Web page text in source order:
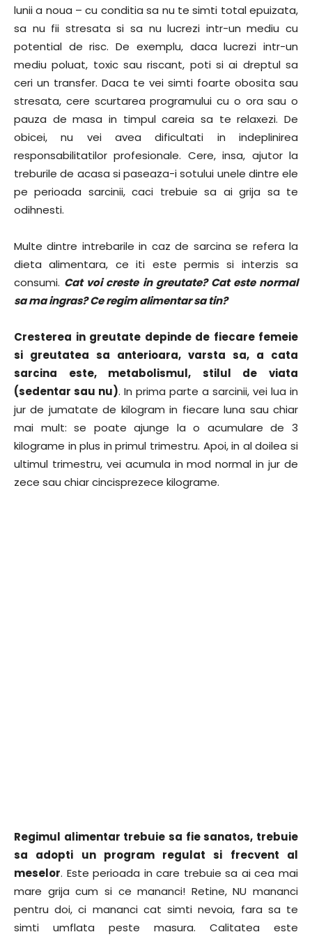
lunii a noua – cu conditia sa nu te simti total epuizata,
sa nu fii stresata si sa nu lucrezi intr-un mediu cu
potential de risc. De exemplu, daca lucrezi intr-un
mediu poluat, toxic sau riscant, poti si ai dreptul sa
ceri un transfer. Daca te vei simti foarte obosita sau
stresata, cere scurtarea programului cu o ora sau o
pauza de masa in timpul careia sa te relaxezi. De
obicei, nu vei avea dificultati in indeplinirea
responsabilitatilor profesionale. Cere, insa, ajutor la
treburile de acasa si paseaza-i sotului unele dintre ele
pe perioada sarcinii, caci trebuie sa ai grija sa te
odihnesti.
Multe dintre intrebarile in caz de sarcina se refera la
dieta alimentara, ce iti este permis si interzis sa
consumi. Cat voi creste in greutate? Cat este normal
sa ma ingras? Ce regim alimentar sa tin?
Cresterea in greutate depinde de fiecare femeie
si greutatea sa anterioara, varsta sa, a cata
sarcina este, metabolismul, stilul de viata
(sedentar sau nu). In prima parte a sarcinii, vei lua in
jur de jumatate de kilogram in fiecare luna sau chiar
mai mult: se poate ajunge la o acumulare de 3
kilograme in plus in primul trimestru. Apoi, in al doilea si
ultimul trimestru, vei acumula in mod normal in jur de
zece sau chiar cincisprezece kilograme.
Regimul alimentar trebuie sa fie sanatos, trebuie
sa adopti un program regulat si frecvent al
meselor. Este perioada in care trebuie sa ai cea mai
mare grija cum si ce mananci! Retine, NU mananci
pentru doi, ci mananci cat simti nevoia, fara sa te
simti umflata peste masura. Calitatea este